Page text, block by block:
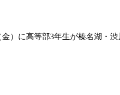
）に高等部3年生が榛名湖・